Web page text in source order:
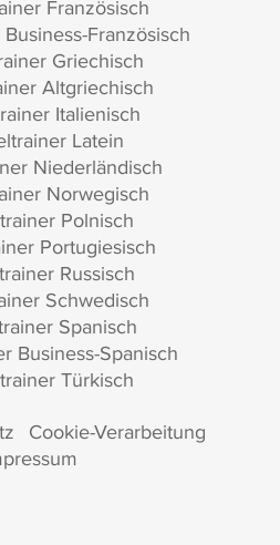
Französisch
Französisch
Griechisch
Altgriechisch
Italienisch
Latein
Niederländisch
Norwegisch
Polnisch
Portugiesisch
Russisch
Schwedisch
Spanisch
Business-Spanisch
Türkisch
Cookie-Verarbeitung